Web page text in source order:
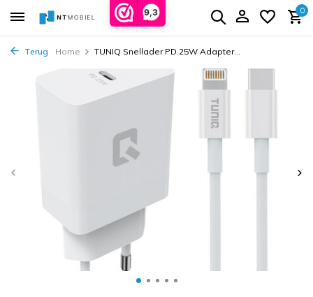
9,3 0
Terug Home TUNIQ Snellader PD 25W Adapter...